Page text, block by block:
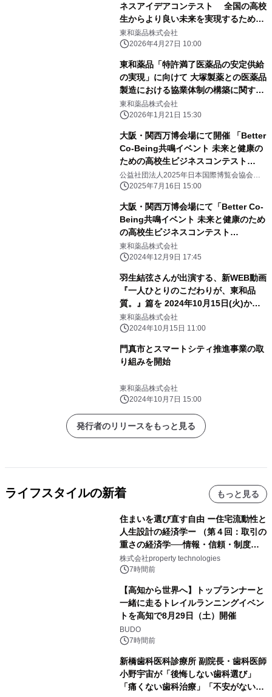
ネスアイデアコンテスト 全国の高校
生からより良い未来を実現するための
アイデアを募集
東和薬品株式会社
2026年4月27日 10:00
東和薬品「特許満了医薬品の安定供給
の実現」に向けて 大塚製薬との医薬品
製造における協業体制の構築に関する
基本合意を締結
東和薬品株式会社
2026年1月21日 15:30
大阪・関西万博会場にて開催 「Better
Co-Being共鳴イベント 未来と健康の
ための高校生ビジネスコンテスト
supported by 東和薬品」ファイナル
審査会のプログラムが決定
公益社団法人2025年日本国際博覧会協会、
東和薬品株式会社
2025年7月16日 15:00
大阪・関西万博会場にて「Better Co-
Being共鳴イベント 未来と健康のため
の高校生ビジネスコンテスト
supported by 東和薬品」開催のお知
らせ
東和薬品株式会社
2024年12月9日 17:45
羽生結弦さんが出演する、新WEB動画
『一人ひとりのこだわりが、東和品
質。』篇を 2024年10月15日(火)から
特設サイトにて公開
東和薬品株式会社
2024年10月15日 11:00
門真市とスマートシティ推進事業の取
り組みを開始
東和薬品株式会社
2024年10月7日 15:00
発行者のリリースをもっと見る
ライフスタイルの新着 もっと見る
住まいを選び直す自由 ー住宅流動性と
人生設計の経済学ー （第４回：取引の
重さの経済学──情報・信頼・制度を
PropTechはどう組み替えるか）｜
PropTech-Lab
株式会社property technologies
7時間前
【高知から世界へ】トップランナーと
一緒に走るトレイルランニングイベン
トを高知で8月29日（土）開催
BUDO
7時間前
新橋歯科医科診療所 副院長・歯科医師
小野宇宙が「後悔しない歯科選び」
「痛くない歯科治療」「不安がない治